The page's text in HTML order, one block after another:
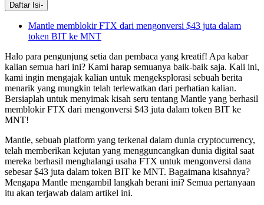
Daftar Isi-
Mantle memblokir FTX dari mengonversi $43 juta dalam
token BIT ke MNT
Halo para pengunjung setia dan pembaca yang kreatif! Apa kabar
kalian semua hari ini? Kami harap semuanya baik-baik saja. Kali ini,
kami ingin mengajak kalian untuk mengeksplorasi sebuah berita
menarik yang mungkin telah terlewatkan dari perhatian kalian.
Bersiaplah untuk menyimak kisah seru tentang Mantle yang berhasil
memblokir FTX dari mengonversi $43 juta dalam token BIT ke
MNT!
Mantle, sebuah platform yang terkenal dalam dunia cryptocurrency,
telah memberikan kejutan yang mengguncangkan dunia digital saat
mereka berhasil menghalangi usaha FTX untuk mengonversi dana
sebesar $43 juta dalam token BIT ke MNT. Bagaimana kisahnya?
Mengapa Mantle mengambil langkah berani ini? Semua pertanyaan
itu akan terjawab dalam artikel ini.